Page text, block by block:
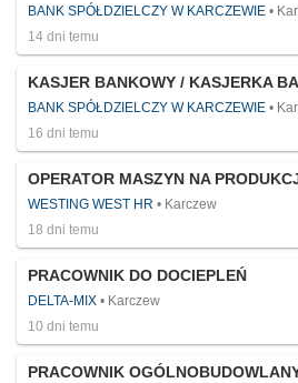
BANK SPÓŁDZIELCZY W KARCZEWIE
14 dni temu
KASJER BANKOWY / KASJERKA
BANK SPÓŁDZIELCZY W KARCZEWIE
16 dni temu
OPERATOR MASZYN NA
WESTING WEST HR
Karczew
18 dni temu
PRACOWNIK DO DOCIEPLEŃ
DELTA-MIX
Karczew
10 dni temu
PRACOWNIK